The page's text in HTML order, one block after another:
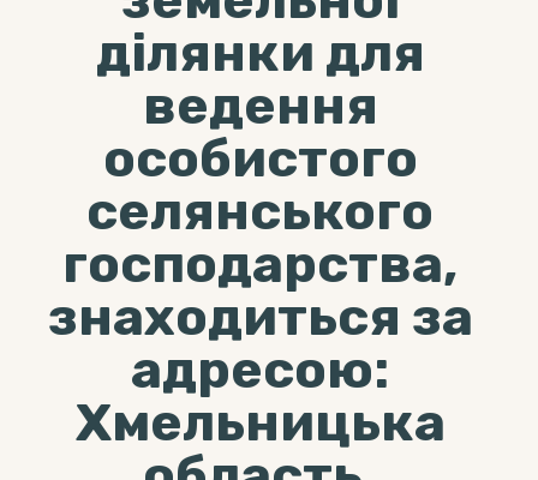
ділянки для
ведення
особистого
селянського
господарства,
знаходиться за
адресою:
Хмельницька